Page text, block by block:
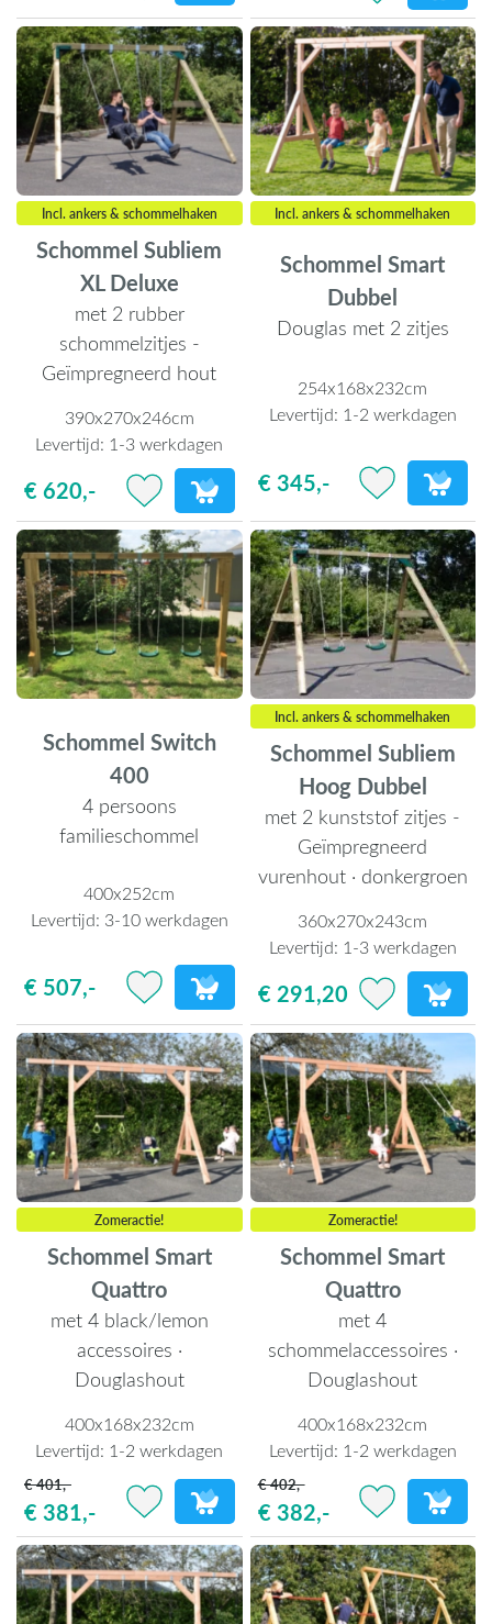
Incl. ankers & schommelhaken
Schommel Subliem
XL Deluxe
met 2 rubber
schommelzitjes -
Geïmpregneerd hout
390x270x246cm
Levertijd: 1-3 werkdagen
€ 620,-
Incl. ankers & schommelhaken
Schommel Smart
Dubbel
Douglas met 2 zitjes
254x168x232cm
Levertijd: 1-2 werkdagen
€ 345,-
Schommel Switch
400
4 persoons
familieschommel
400x252cm
Levertijd: 3-10 werkdagen
€ 507,-
Incl. ankers & schommelhaken
Schommel Subliem
Hoog Dubbel
met 2 kunststof zitjes -
Geïmpregneerd
vurenhout · donkergroen
360x270x243cm
Levertijd: 1-3 werkdagen
€ 291,20
Zomeractie!
Schommel Smart
Quattro
met 4 black/lemon
accessoires ·
Douglashout
400x168x232cm
Levertijd: 1-2 werkdagen
€ 401,-
€ 381,-
Zomeractie!
Schommel Smart
Quattro
met 4
schommelaccessoires ·
Douglashout
400x168x232cm
Levertijd: 1-2 werkdagen
€ 402,-
€ 382,-